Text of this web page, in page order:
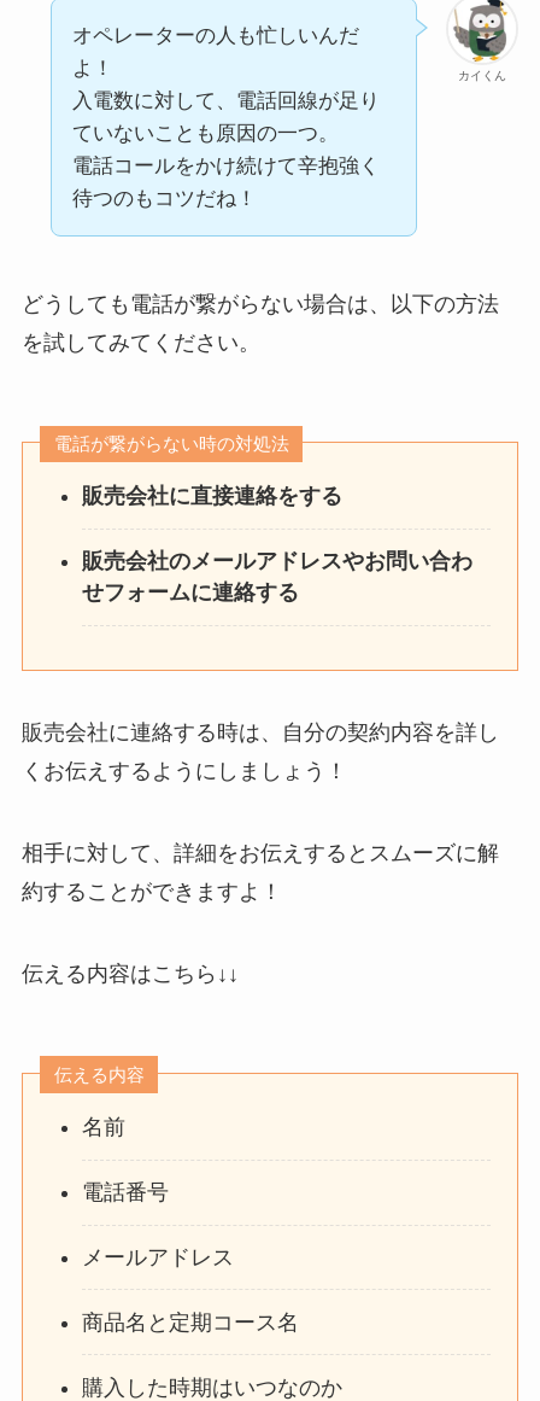
カイくん
オペレーターの人も忙しいんだ
よ！
入電数に対して、電話回線が足り
ていないことも原因の一つ。
電話コールをかけ続けて辛抱強く
待つのもコツだね！
どうしても電話が繋がらない場合は、以下の方法
を試してみてください。
電話が繋がらない時の対処法
販売会社に直接連絡をする
販売会社のメールアドレスやお問い合わ
せフォームに連絡する
販売会社に連絡する時は、自分の契約内容を詳し
くお伝えするようにしましょう！
相手に対して、詳細をお伝えするとスムーズに解
約することができますよ！
伝える内容はこちら↓↓
伝える内容
名前
電話番号
メールアドレス
商品名と定期コース名
購入した時期はいつなのか